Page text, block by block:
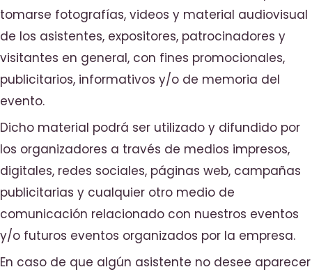
tomarse fotografías, videos y material audiovisual
de los asistentes, expositores, patrocinadores y
visitantes en general, con fines promocionales,
publicitarios, informativos y/o de memoria del
evento.
Dicho material podrá ser utilizado y difundido por
los organizadores a través de medios impresos,
digitales, redes sociales, páginas web, campañas
publicitarias y cualquier otro medio de
comunicación relacionado con nuestros eventos
y/o futuros eventos organizados por la empresa.
En caso de que algún asistente no desee aparecer